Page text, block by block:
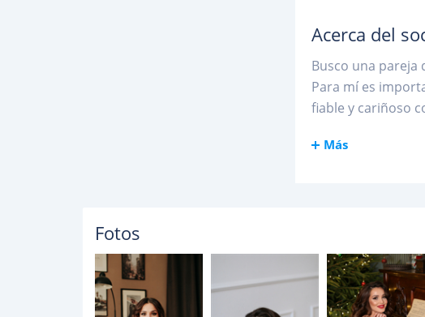
Acerca del
Busco una
Para mí es
fiable y cariñoso
Más
Fotos